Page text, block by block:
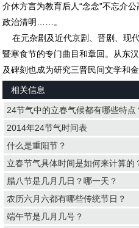
介休方言为教育后人“念念”不忘介
政治清明……。
在元杂剧及近代京剧、晋剧、现
暨寒食节的专门曲目和章回。从东
及碑刻也成为研究三晋民间文学和
相关信息
24节气中的立春气候都有哪些特点
2014年24节气时间表
什么是重阳节？
立春节气具体时间是如何来计算的
腊八节是几月几日？哪一天？
农历六月六都有哪些传统节日？
端午节是几月几号？